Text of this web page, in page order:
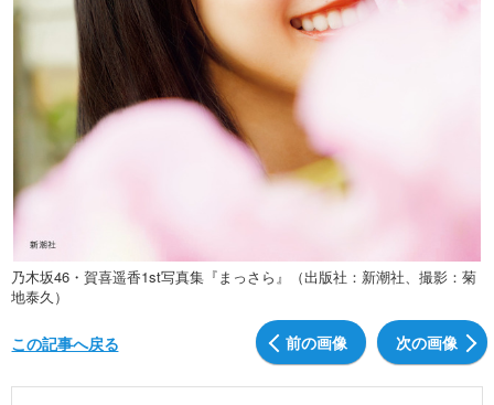
乃木坂46・賀喜遥香1st写真集『まっさら』（出版社：新潮社、撮影：菊
地泰久）
前の画像 次の画像
この記事へ戻る